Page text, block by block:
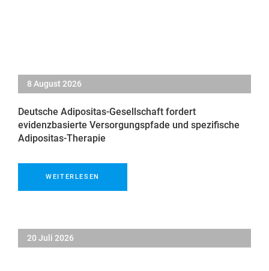
8 August 2026
Deutsche Adipositas-Gesellschaft fordert
evidenzbasierte Versorgungspfade und spezifische
Adipositas-Therapie
WEITERLESEN
20 Juli 2026